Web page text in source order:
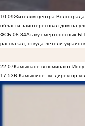
10:09Жителям центра
области заинтересовал дом на
ФСБ 08:34Атаку смертоносных
рассказал, откуда летели
22:07Камышане вспоминают Инну
17:53В Камышине экс-директор